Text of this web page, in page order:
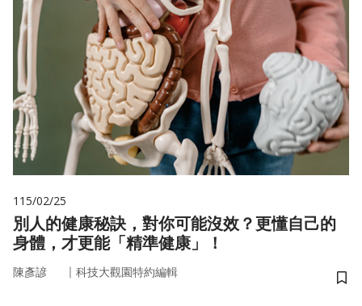
115/02/25
別人的健康秘訣，對你可能沒效？更懂自己的
身體，才更能「精準健康」！
陳彥諺 ｜ 科技大觀園特約編輯
儲